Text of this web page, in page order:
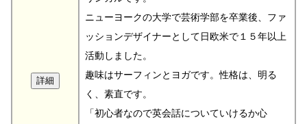
ニューヨークの大学で芸術学部を卒業後、ファ
ッションデザイナーとして日欧米で１５年以上
活動しました。
趣味はサーフィンとヨガです。性格は、明る
く、素直です。
「初心者なので英会話についていけるか心